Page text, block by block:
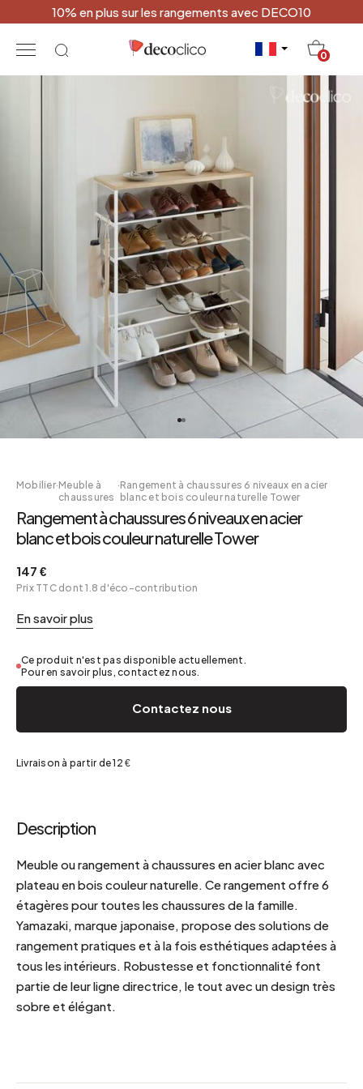
10% en plus sur les rangements avec DECO10
0
Mobilier·Meuble à
chaussures
·Rangement à chaussures 6 niveaux en acier
blanc et bois couleur naturelle Tower
Rangement à chaussures 6 niveaux en acier
blanc et bois couleur naturelle Tower
147 €
Prix TTC dont 1.8 d'éco-contribution
En savoir plus
Ce produit n'est pas disponible actuellement.
Pour en savoir plus, contactez nous.
Contactez nous
Livraison à partir de 12 €
Description
Meuble ou rangement à chaussures en acier blanc avec
plateau en bois couleur naturelle. Ce rangement offre 6
étagères pour toutes les chaussures de la famille.
Yamazaki, marque japonaise, propose des solutions de
rangement pratiques et à la fois esthétiques adaptées à
tous les intérieurs. Robustesse et fonctionnalité font
partie de leur ligne directrice, le tout avec un design très
sobre et élégant.